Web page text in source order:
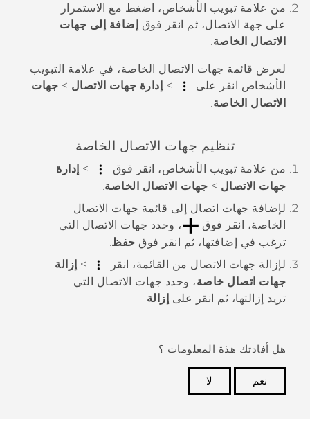
من علامة تبويب الأشخاص، اضغط مع الاستمرار
على جهة الاتصال، ثم انقر فوق إضافة إلى جهات
الاتصال الخاصة.
لعرض قائمة جهات الاتصال الخاصة، في علامة التبويب
الأشخاص انقر على > إدارة جهات الاتصال > جهات
الاتصال الخاصة.
تنظيم جهات الاتصال الخاصة
من علامة تبويب الأشخاص، انقر فوق > إدارة
جهات الاتصال > جهات الاتصال الخاصة
لإضافة جهات اتصال إلى قائمة جهات الاتصال
الخاصة، انقر فوق
، وحدد جهات الاتصال التي
ترغب في إضافتها، ثم انقر فوق حفظ.
لإزالة جهات الاتصال من القائمة، انقر
> إزالة
جهات اتصال خاصة، وحدد جهات الاتصال التي
تريد إزالتها، ثم انقر على إزالة.
هل أفادتك هذة المعلومات ؟
نعم
لا